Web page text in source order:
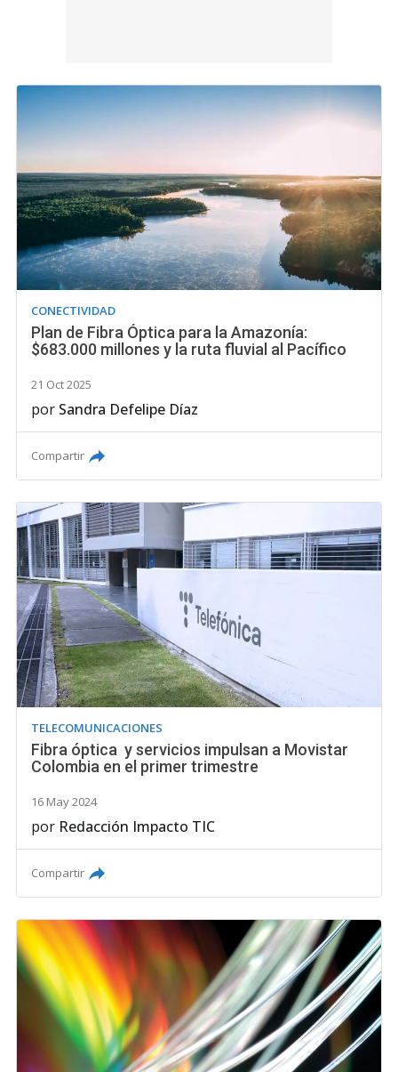
CONECTIVIDAD
Plan de Fibra Óptica para la Amazonía:
$683.000 millones y la ruta fluvial al Pacífico
21 Oct 2025
por Sandra Defelipe Díaz
Compartir
TELECOMUNICACIONES
Fibra óptica y servicios impulsan a Movistar
Colombia en el primer trimestre
16 May 2024
por Redacción Impacto TIC
Compartir